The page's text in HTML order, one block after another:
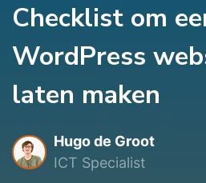
Checklist om
WordPress
laten maken
Hugo de Groot
ICT Specialist